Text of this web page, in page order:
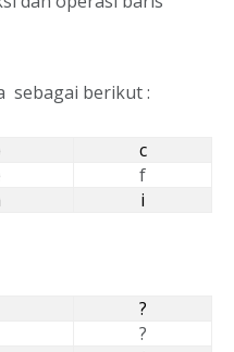
sebagai berikut :
c
f
i
?
?